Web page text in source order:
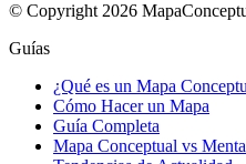
© Copyright 2026
Guías
¿Qué es un Mapa
Cómo Hacer un Mapa
Guía Completa
Mapa Conceptual vs